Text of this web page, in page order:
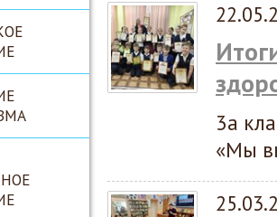
3а
«Мы